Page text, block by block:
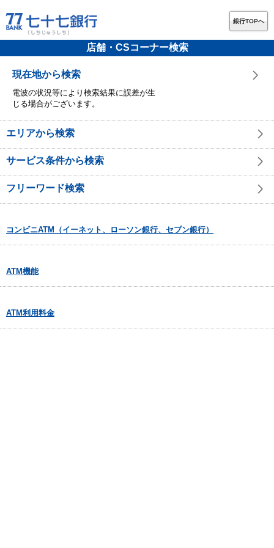
銀行TOPへ
店舗・CSコーナー検索
現在地から検索
電波の状況等により検索結果に誤差が生
じる場合がございます。
エリアから検索
サービス条件から検索
フリーワード検索
コンビニATM（イーネット、ローソン銀行、セブン銀行）
ATM機能
ATM利用料金